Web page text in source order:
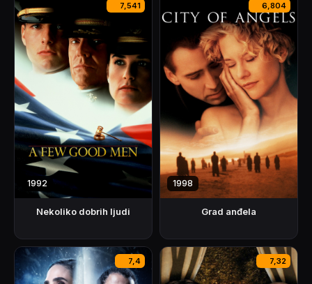
7,541
1992
Nekoliko dobrih ljudi
6,804
1998
Grad anđela
7,4 7,32